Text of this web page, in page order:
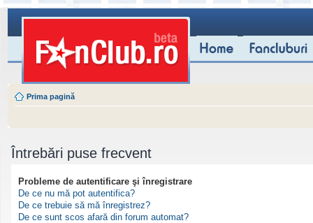
Prima pagină
Întrebări puse frecvent
Probleme de autentificare şi înregistrare
De ce nu mă pot autentifica?
De ce trebuie să mă înregistrez?
De ce sunt scos afară din forum automat?